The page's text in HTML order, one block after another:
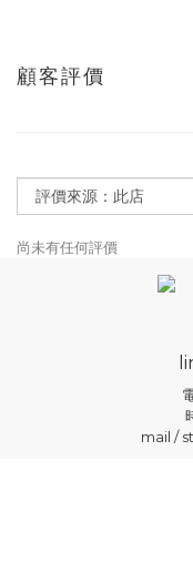
顧客評價
尚未有任何評價
mail /